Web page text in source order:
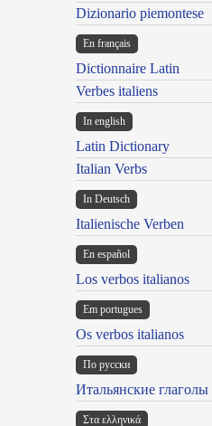
Dizionario piemontese
En français
Dictionnaire Latin
Verbes italiens
In english
Latin Dictionary
Italian Verbs
In Deutsch
Italienische Verben
En español
Los verbos italianos
Em portugues
Os verbos italianos
По русски
Итальянские глаголы
Στα ελληνικά